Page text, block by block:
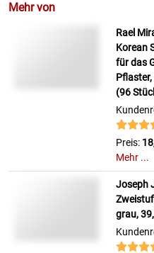
Mehr von
Rael
Korean
für das
(96
Preis:
Mehr ...
Joseph
grau,